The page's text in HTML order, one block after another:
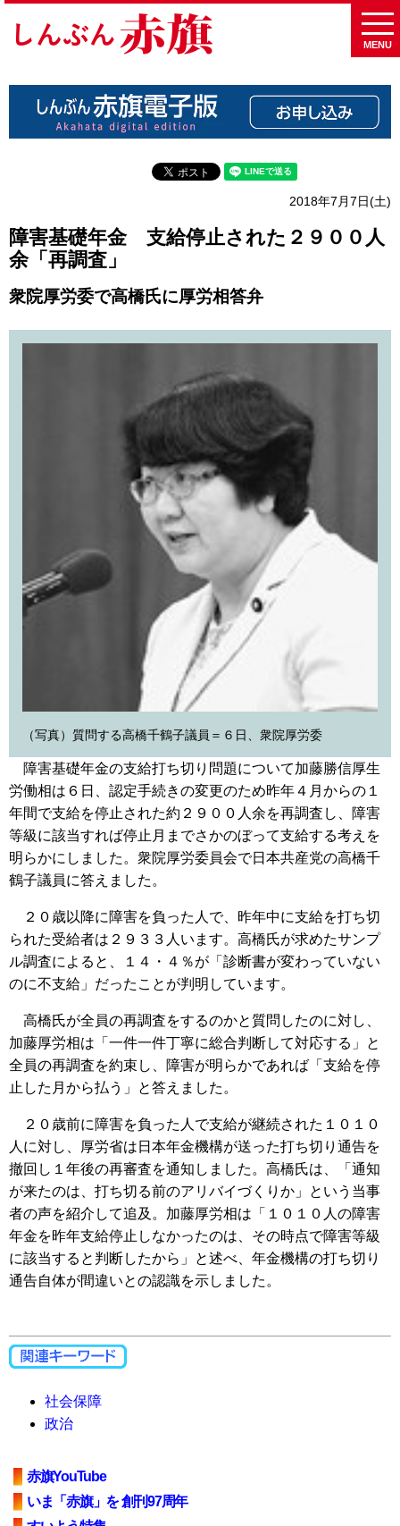
MENU
2018年7月7日(土)
障害基礎年金 支給停止された２９００人
余「再調査」
衆院厚労委で高橋氏に厚労相答弁
（写真）質問する高橋千鶴子議員＝６日、衆院厚労委
障害基礎年金の支給打ち切り問題について加藤勝信厚生
労働相は６日、認定手続きの変更のため昨年４月からの１
年間で支給を停止された約２９００人余を再調査し、障害
等級に該当すれば停止月までさかのぼって支給する考えを
明らかにしました。衆院厚労委員会で日本共産党の高橋千
鶴子議員に答えました。
２０歳以降に障害を負った人で、昨年中に支給を打ち切
られた受給者は２９３３人います。高橋氏が求めたサンプ
ル調査によると、１４・４％が「診断書が変わっていない
のに不支給」だったことが判明しています。
高橋氏が全員の再調査をするのかと質問したのに対し、
加藤厚労相は「一件一件丁寧に総合判断して対応する」と
全員の再調査を約束し、障害が明らかであれば「支給を停
止した月から払う」と答えました。
２０歳前に障害を負った人で支給が継続された１０１０
人に対し、厚労省は日本年金機構が送った打ち切り通告を
撤回し１年後の再審査を通知しました。高橋氏は、「通知
が来たのは、打ち切る前のアリバイづくりか」という当事
者の声を紹介して追及。加藤厚労相は「１０１０人の障害
年金を昨年支給停止しなかったのは、その時点で障害等級
に該当すると判断したから」と述べ、年金機構の打ち切り
通告自体が間違いとの認識を示しました。
社会保障
政治
赤旗YouTube
いま「赤旗」を 創刊97周年